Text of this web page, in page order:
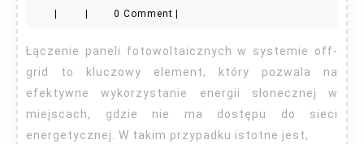
fotowoltaiczne?
0 Comment
Łączenie paneli fotowoltaicznych w systemie off-
grid to kluczowy element, który pozwala na
efektywne wykorzystanie energii słonecznej w
miejscach, gdzie nie ma dostępu do sieci
energetycznej. W takim przypadku istotne jest,